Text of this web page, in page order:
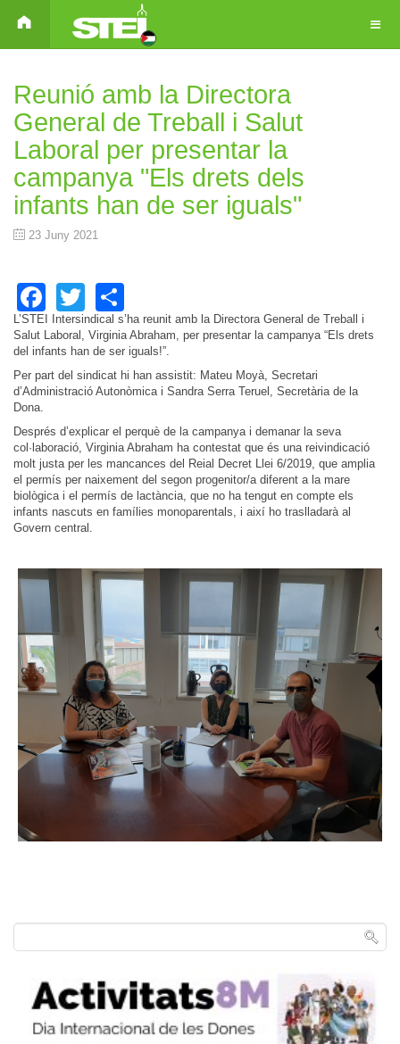
Reunió amb la Directora
General de Treball i Salut
Laboral per presentar la
campanya "Els drets dels
infants han de ser iguals"
23 Juny 2021
Facebook
Twitter
L’STEI Intersindical s’ha reunit amb la Directora General de Treball i
Salut Laboral, Virginia Abraham, per presentar la campanya “Els drets
del infants han de ser iguals!”.
Per part del sindicat hi han assistit: Mateu Moyà, Secretari
d’Administració Autonòmica i Sandra Serra Teruel, Secretària de la
Dona.
Després d’explicar el perquè de la campanya i demanar la seva
col·laboració, Virginia Abraham ha contestat que és una reivindicació
molt justa per les mancances del Reial Decret Llei 6/2019, que amplia
el permís per naixement del segon progenitor/a diferent a la mare
biològica i el permís de lactància, que no ha tengut en compte els
infants nascuts en famílies monoparentals, i així ho traslladarà al
Govern central.